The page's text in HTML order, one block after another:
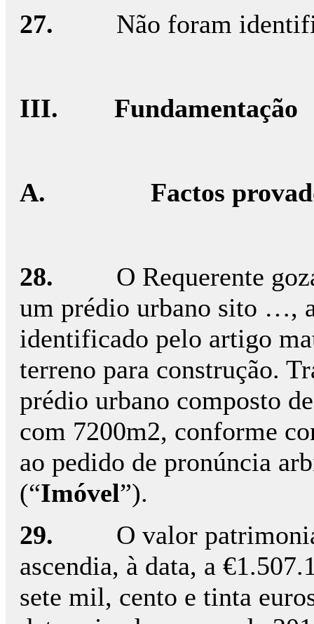
27. Não foram
III. Fundamentação
A. Factos
28. O Requerente
um prédio urbano sito …,
identificado pelo artigo
terreno para construção.
prédio urbano composto
com 7200m2, conforme
ao pedido de pronúncia
(“Imóvel”).
29. O valor
ascendia, à data, a
sete mil, cento e tinta